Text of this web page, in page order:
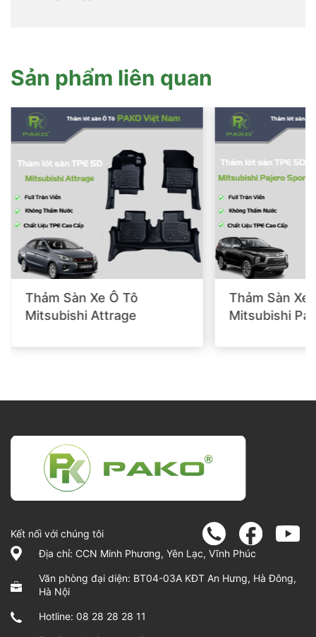
Sản phẩm liên quan
Thảm Sàn Xe Ô Tô
Mitsubishi Attrage
Thảm Sàn Xe
Mitsubishi
Kết nối với chúng tôi
Địa chỉ: CCN Minh Phương, Yên Lạc, Vĩnh Phúc
Văn phòng đại diện: BT04-03A KĐT An Hưng, Hà Đông,
Hà Nội
Hotline: 08 28 28 28 11